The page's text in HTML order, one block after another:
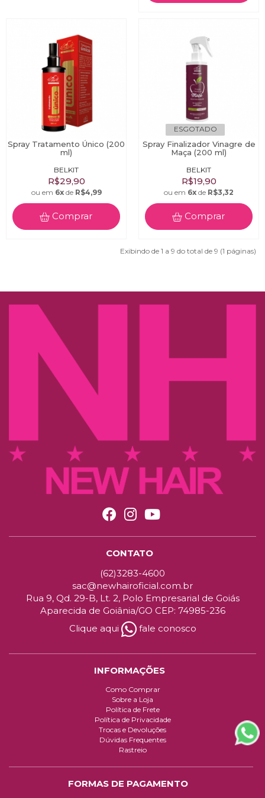
Spray Tratamento Único (200
ml)
BELKIT
R$29,90
ou em 6xde R$4,99
Comprar
ESGOTADO
Spray Finalizador Vinagre de
Maça (200 ml)
BELKIT
R$19,90
ou em 6x de R$3,32
Comprar
Exibindo de 1 a 9 do total de 9 (1 páginas)
CONTATO
(62)3283-4600
sac@newhairoficial.com.br
Rua 9, Qd. 29-B, Lt. 2, Polo Empresarial de Goiás
Aparecida de Goiânia/GO CEP: 74985-236
Clique aqui
fale conosco
INFORMAÇÕES
Como Comprar
Sobre a Loja
Política de Frete
Política de Privacidade
Trocas e Devoluções
Dúvidas Frequentes
Rastreio
FORMAS DE PAGAMENTO